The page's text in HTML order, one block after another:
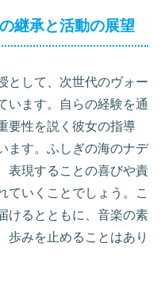
継承と活動の展望
として、次世代のヴォー
います。自らの経験を通
要性を説く彼女の指導
ます。ふしぎの海のナデ
表現することの喜びや責
ていくことでしょう。こ
けるとともに、音楽の素
歩みを止めることはあり